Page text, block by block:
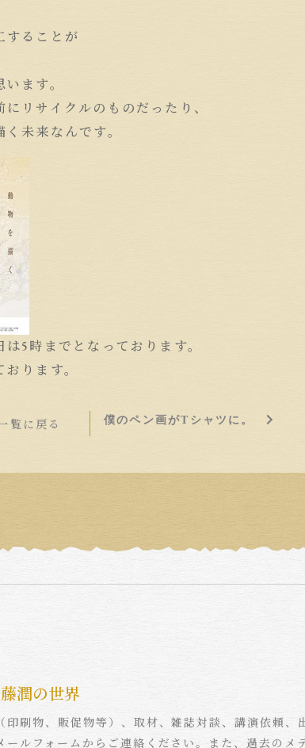
することが
ます。
リサイクルのものだったり、
未来なんです。
5時までとなっております。
ります。
覧に戻る 僕のペン画がTシャツに。
潤の世界
印刷物、販促物等）、取材、雑誌対談、講演依頼、
ールフォームからご連絡ください。また、過去のメ